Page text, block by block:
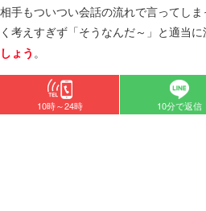
相手もついつい会話の流れで言ってし
く考えすぎず「そうなんだ～」と適当
しょう 。
ゲーム感覚で楽しむ
10時～24時 10分で返信